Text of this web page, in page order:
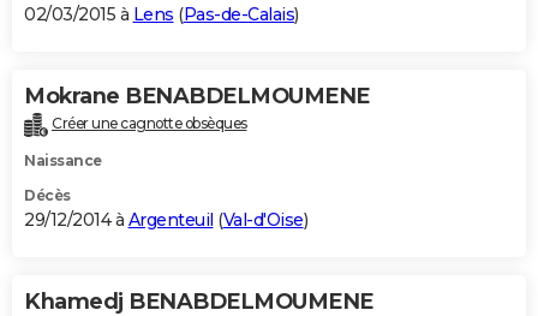
02/03/2015 à Lens (Pas-de-Calais)
Mokrane BENABDELMOUMENE
Créer une cagnotte obsèques
Naissance
Décès
29/12/2014 à Argenteuil (Val-d'Oise)
Khamedj BENABDELMOUMENE